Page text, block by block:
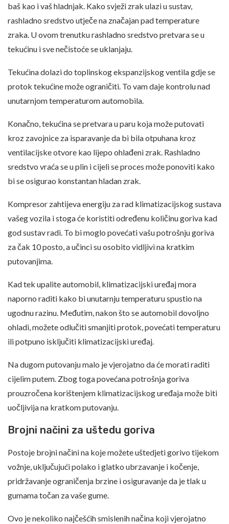
baš kao i vaš hladnjak. Kako svježi zrak ulazi u sustav,
rashladno sredstvo utječe na značajan pad temperature
zraka. U ovom trenutku rashladno sredstvo pretvara se u
tekućinu i sve nečistoće se uklanjaju.
Tekućina dolazi do toplinskog ekspanzijskog ventila gdje se
protok tekućine može ograničiti. To vam daje kontrolu nad
unutarnjom temperaturom automobila.
Konačno, tekućina se pretvara u paru koja može putovati
kroz zavojnice za isparavanje da bi bila otpuhana kroz
ventilacijske otvore kao lijepo ohlađeni zrak. Rashladno
sredstvo vraća se u plin i cijeli se proces može ponoviti kako
bi se osigurao konstantan hladan zrak.
Kompresor zahtijeva energiju za rad klimatizacijskog sustava
vašeg vozila i stoga će koristiti određenu količinu goriva kad
god sustav radi. To bi moglo povećati vašu potrošnju goriva
za čak 10 posto, a učinci su osobito vidljivi na kratkim
putovanjima.
Kad tek upalite automobil, klimatizacijski uređaj mora
naporno raditi kako bi unutarnju temperaturu spustio na
ugodnu razinu. Međutim, nakon što se automobil dovoljno
ohladi, možete odlučiti smanjiti protok, povećati temperaturu
ili potpuno isključiti klimatizacijski uređaj.
Na dugom putovanju malo je vjerojatno da će morati raditi
cijelim putem. Zbog toga povećana potrošnja goriva
prouzročena korištenjem klimatizacijskog uređaja može biti
uočljivija na kratkom putovanju.
Brojni načini za uštedu goriva
Postoje brojni načini na koje možete uštedjeti gorivo tijekom
vožnje, uključujući polako i glatko ubrzavanje i kočenje,
pridržavanje ograničenja brzine i osiguravanje da je tlak u
gumama točan za vaše gume.
Ovo je nekoliko najčešćih smislenih načina koji vjerojatno